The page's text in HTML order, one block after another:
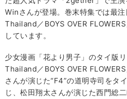
Winさんが登場。巻末特集では最
Thailand／BOYS OVER
しています。
少女漫画「花より男子」のタイ版
Thailand／BOYS OVER
さんが演じた“F4”の道明寺司をタ
じ、松田翔太さんが演じた西門総